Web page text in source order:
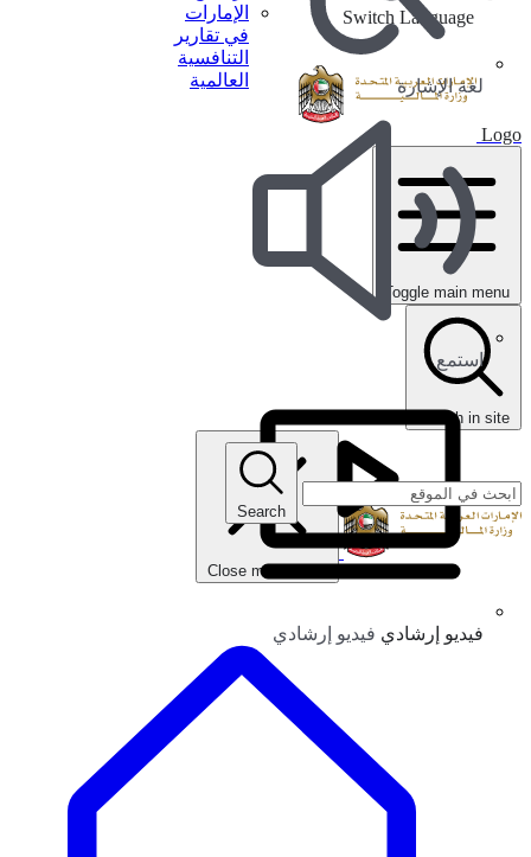
الإمارات
في تقارير
التنافسية
العالمية
لغة الإشارة
استمع
فيديو إرشادي فيديو إرشادي
Switch Language
Logo
Toggle main menu
search in site
Close main menu
Search